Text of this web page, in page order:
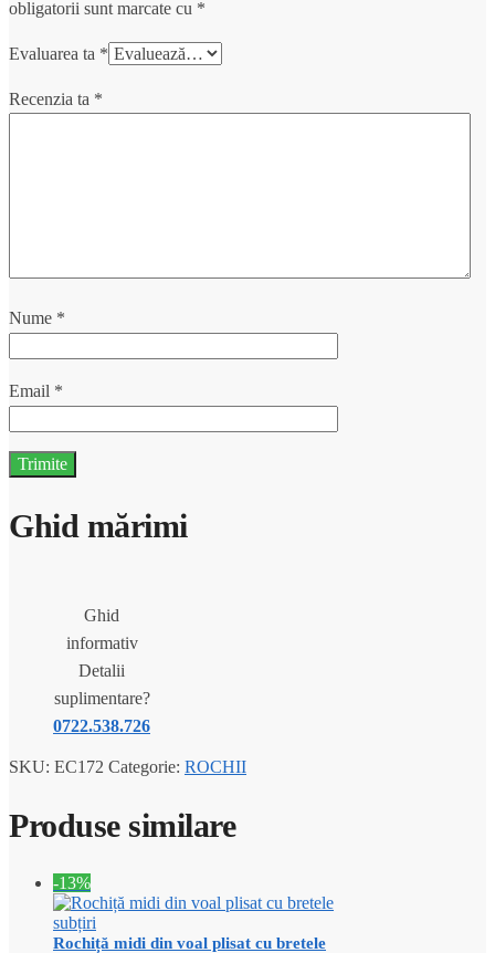
obligatorii sunt marcate cu *
Evaluarea ta *
Recenzia ta *
Nume *
Email *
Ghid mărimi
Ghid
informativ
Detalii
suplimentare?
0722.538.726
SKU: EC172 Categorie: ROCHII
Produse similare
-13%
Rochiță midi din voal plisat cu bretele